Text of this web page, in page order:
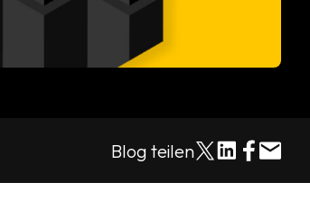
Blog teilen